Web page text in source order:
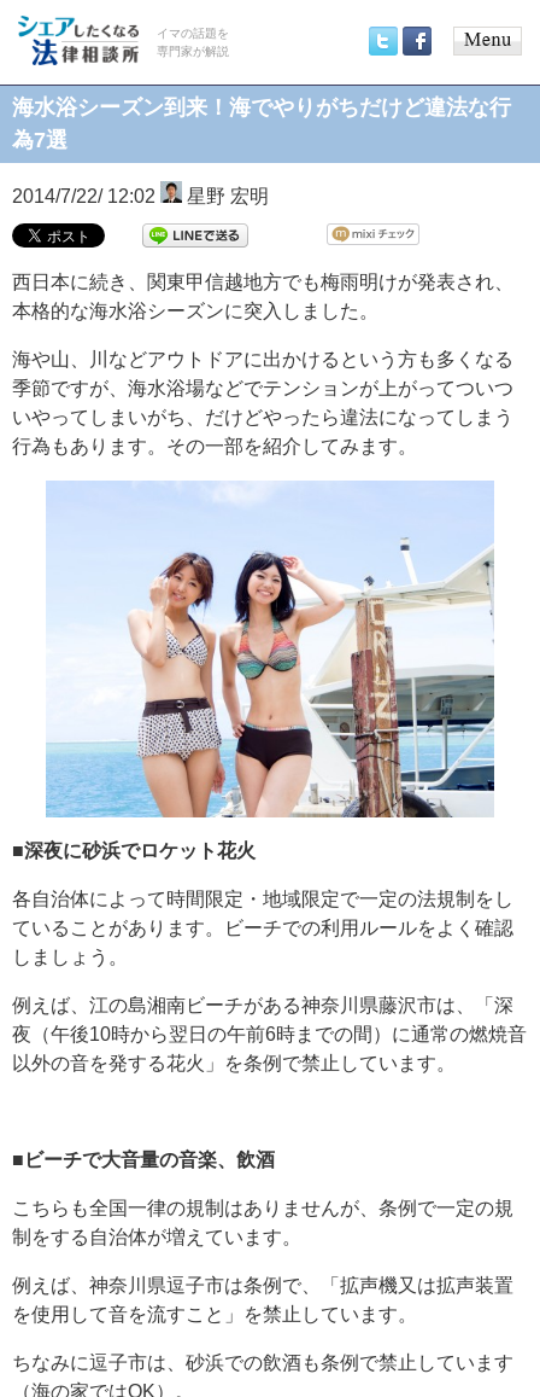
イマの話題を
専門家が解説
menu
海水浴シーズン到来！海でやりがちだけど違法な行
為7選
2014/7/22/ 12:02 星野 宏明
西日本に続き、関東甲信越地方でも梅雨明けが発表され、
本格的な海水浴シーズンに突入しました。
海や山、川などアウトドアに出かけるという方も多くなる
季節ですが、海水浴場などでテンションが上がってついつ
いやってしまいがち、だけどやったら違法になってしまう
行為もあります。その一部を紹介してみます。
■深夜に砂浜でロケット花火
各自治体によって時間限定・地域限定で一定の法規制をし
ていることがあります。ビーチでの利用ルールをよく確認
しましょう。
例えば、江の島湘南ビーチがある神奈川県藤沢市は、「深
夜（午後10時から翌日の午前6時までの間）に通常の燃焼音
以外の音を発する花火」を条例で禁止しています。
■ビーチで大音量の音楽、飲酒
こちらも全国一律の規制はありませんが、条例で一定の規
制をする自治体が増えています。
例えば、神奈川県逗子市は条例で、「拡声機又は拡声装置
を使用して音を流すこと」を禁止しています。
ちなみに逗子市は、砂浜での飲酒も条例で禁止しています
（海の家ではOK）。